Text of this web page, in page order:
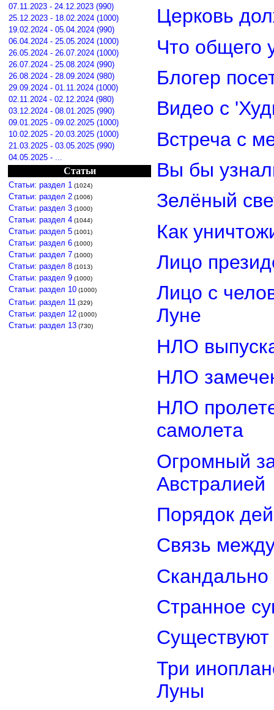
07.11.2023 - 24.12.2023 (990)
25.12.2023 - 18.02.2024 (1000)
19.02.2024 - 05.04.2024 (990)
06.04.2024 - 25.05.2024 (1000)
26.05.2024 - 26.07.2024 (1000)
26.07.2024 - 25.08.2024 (990)
26.08.2024 - 28.09.2024 (980)
29.09.2024 - 01.11.2024 (1000)
02.11.2024 - 02.12.2024 (980)
03.12.2024 - 08.01.2025 (990)
09.01.2025 - 09.02.2025 (1000)
10.02.2025 - 20.03.2025 (1000)
21.03.2025 - 03.05.2025 (990)
04.05.2025 - ...
Статьи
Статьи: раздел 1 (1024)
Статьи: раздел 2 (1006)
Статьи: раздел 3 (1000)
Статьи: раздел 4 (1044)
Статьи: раздел 5 (1001)
Статьи: раздел 6 (1000)
Статьи: раздел 7 (1000)
Статьи: раздел 8 (1013)
Статьи: раздел 9 (1000)
Статьи: раздел 10 (1000)
Статьи: раздел 11 (329)
Статьи: раздел 12 (1000)
Статьи: раздел 13 (730)
Церковь
Что общего
Блогер
Видео с
Встреча с
Вы бы
Зелёный
Как
Лицо
Лицо с
Луне
НЛО
НЛО
НЛО
самолета
Огромный
Австралией
Порядок
Связь
Странное
Три
Луны